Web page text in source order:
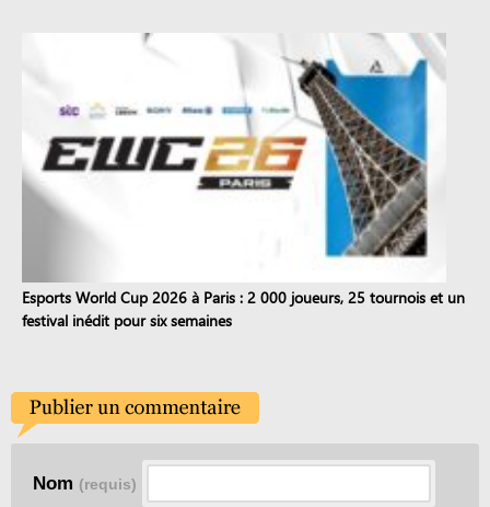
Esports World Cup 2026 à Paris : 2 000 joueurs, 25 tournois et un
festival inédit pour six semaines
Nom (requis)